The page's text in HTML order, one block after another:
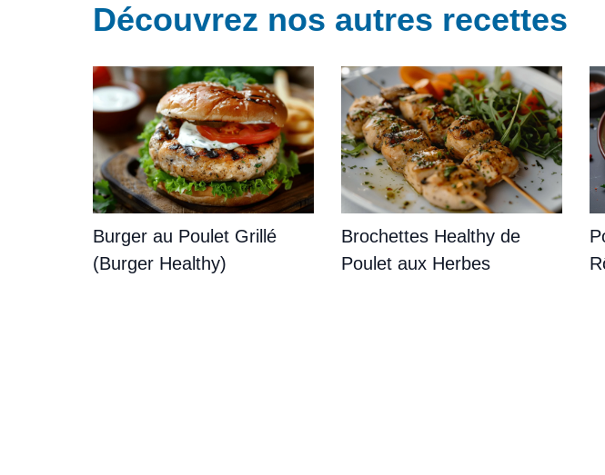
Découvrez nos autres recettes
Burger au Poulet Grillé
(Burger Healthy)
Brochettes Healthy de
Poulet aux Herbes